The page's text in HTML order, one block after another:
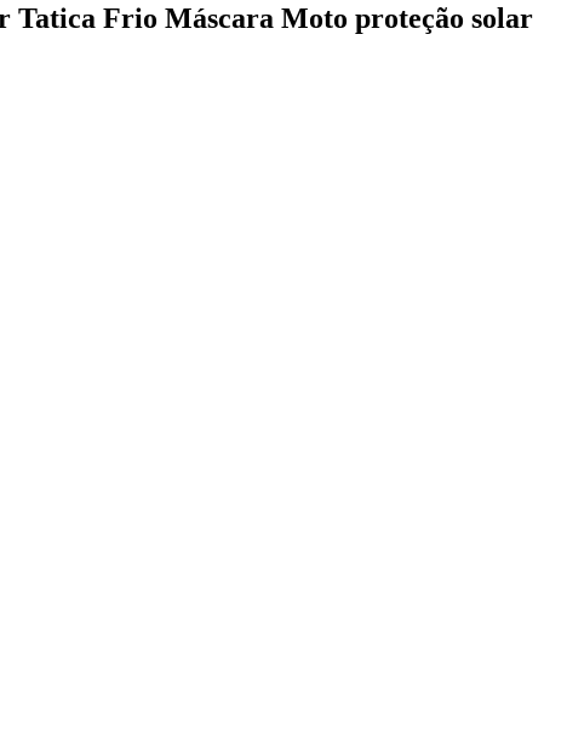
Frio Máscara Moto proteção solar